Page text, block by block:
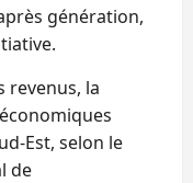
génération,
revenus, la
Est, selon le
de